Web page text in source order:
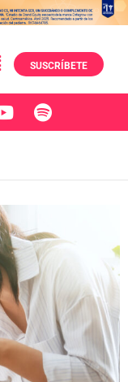
SUSCRÍBETE